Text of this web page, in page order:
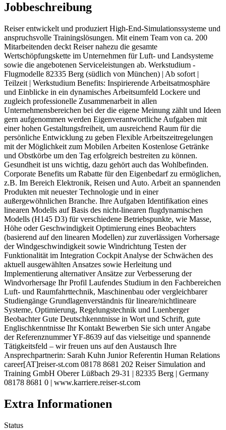
Jobbeschreibung
Reiser entwickelt und produziert High-End-Simulationssysteme und
anspruchsvolle Trainingslösungen. Mit einem Team von ca. 200
Mitarbeitenden deckt Reiser nahezu die gesamte
Wertschöpfungskette im Unternehmen für Luft- und Landsysteme
sowie die angebotenen Serviceleistungen ab. Werkstudium -
Flugmodelle 82335 Berg (südlich von München) | Ab sofort |
Teilzeit | Werkstudium Benefits: Inspirierende Arbeitsatmosphäre
und Einblicke in ein dynamisches Arbeitsumfeld Lockere und
zugleich professionelle Zusammenarbeit in allen
Unternehmensbereichen bei der die eigene Meinung zählt und Ideen
gern aufgenommen werden Eigenverantwortliche Aufgaben mit
einer hohen Gestaltungsfreiheit, um ausreichend Raum für die
persönliche Entwicklung zu geben Flexible Arbeitszeitregelungen
mit der Möglichkeit zum Mobilen Arbeiten Kostenlose Getränke
und Obstkörbe um den Tag erfolgreich bestreiten zu können.
Gesundheit ist uns wichtig, dazu gehört auch das Wohlbefinden.
Corporate Benefits um Rabatte für den Eigenbedarf zu ermöglichen,
z.B. Im Bereich Elektronik, Reisen und Auto. Arbeit an spannenden
Produkten mit neuester Technologie und in einer
außergewöhnlichen Branche. Ihre Aufgaben Identifikation eines
linearen Modells auf Basis des nicht-linearen flugdynamischen
Modells (H145 D3) für verschiedene Betriebspunkte, wie Masse,
Höhe oder Geschwindigkeit Optimierung eines Beobachters
(basierend auf den linearen Modellen) zur zuverlässigen Vorhersage
der Windgeschwindigkeit sowie Windrichtung Testen der
Funktionalität im Integration Cockpit Analyse der Schwächen des
aktuell ausgewählten Ansatzes sowie Herleitung und
Implementierung alternativer Ansätze zur Verbesserung der
Windvorhersage Ihr Profil Laufendes Studium in den Fachbereichen
Luft- und Raumfahrttechnik, Maschinenbau oder vergleichbarer
Studiengänge Grundlagenverständnis für lineare/nichtlineare
Systeme, Optimierung, Regelungstechnik und Luenberger
Beobachter Gute Deutschkenntnisse in Wort und Schrift, gute
Englischkenntnisse Ihr Kontakt Bewerben Sie sich unter Angabe
der Referenznummer YF-8639 auf das vielseitige und spannende
Tätigkeitsfeld – wir freuen uns auf den Austausch Ihre
Ansprechpartnerin: Sarah Kuhn Junior Referentin Human Relations
career[AT]reiser-st.com 08178 8681 202 Reiser Simulation and
Training GmbH Oberer Lüßbach 29-31 | 82335 Berg | Germany
08178 8681 0 | www.karriere.reiser-st.com
Extra Informationen
Status